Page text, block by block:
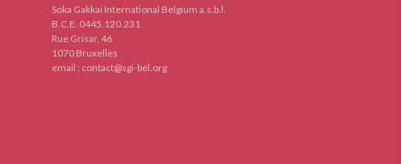
Soka Gakkai International Belgium a.s.b.l.
B.C.E. 0445.120.231
Rue Grisar, 46
1070 Bruxelles
email : contact@sgi-bel.org